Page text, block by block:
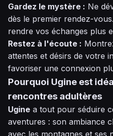
Gardez le mystère : Ne
dès le premier rendez-
rendre vos échanges plus
Restez à l'écoute :
attentes et désirs de votre
favoriser une connexion
Pourquoi Ugine est
rencontres adultères
Ugine a tout pour séduire
aventures : son ambiance